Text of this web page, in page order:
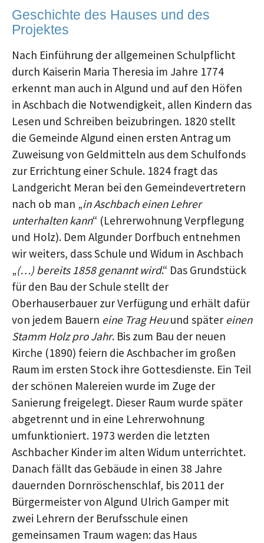
Geschichte des Hauses und des
Projektes
Nach Einführung der allgemeinen Schulpflicht
durch Kaiserin Maria Theresia im Jahre 1774
erkennt man auch in Algund und auf den Höfen
in Aschbach die Notwendigkeit, allen Kindern das
Lesen und Schreiben beizubringen. 1820 stellt
die Gemeinde Algund einen ersten Antrag um
Zuweisung von Geldmitteln aus dem Schulfonds
zur Errichtung einer Schule. 1824 fragt das
Landgericht Meran bei den Gemeindevertretern
nach ob man „in Aschbach einen Lehrer
unterhalten kann“ (Lehrerwohnung Verpflegung
und Holz). Dem Algunder Dorfbuch entnehmen
wir weiters, dass Schule und Widum in Aschbach
„(…) bereits 1858 genannt wird.“ Das Grundstück
für den Bau der Schule stellt der
Oberhauserbauer zur Verfügung und erhält dafür
von jedem Bauern eine Trag Heuund später einen
Stamm Holz pro Jahr. Bis zum Bau der neuen
Kirche (1890) feiern die Aschbacher im großen
Raum im ersten Stock ihre Gottesdienste. Ein Teil
der schönen Malereien wurde im Zuge der
Sanierung freigelegt. Dieser Raum wurde später
abgetrennt und in eine Lehrerwohnung
umfunktioniert. 1973 werden die letzten
Aschbacher Kinder im alten Widum unterrichtet.
Danach fällt das Gebäude in einen 38 Jahre
dauernden Dornröschenschlaf, bis 2011 der
Bürgermeister von Algund Ulrich Gamper mit
zwei Lehrern der Berufsschule einen
gemeinsamen Traum wagen: das Haus